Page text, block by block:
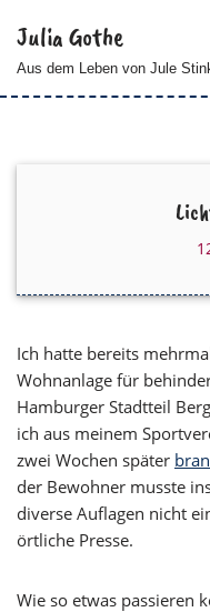
Zum
Julia Gothe
Aus dem Leben von Jule
Ich hatte bereits
Wohnanlage für
Hamburger Stadtteil
ich aus meinem
zwei Wochen später
der Bewohner musste
diverse Auflagen nicht
örtliche Presse.
Wie so etwas passieren